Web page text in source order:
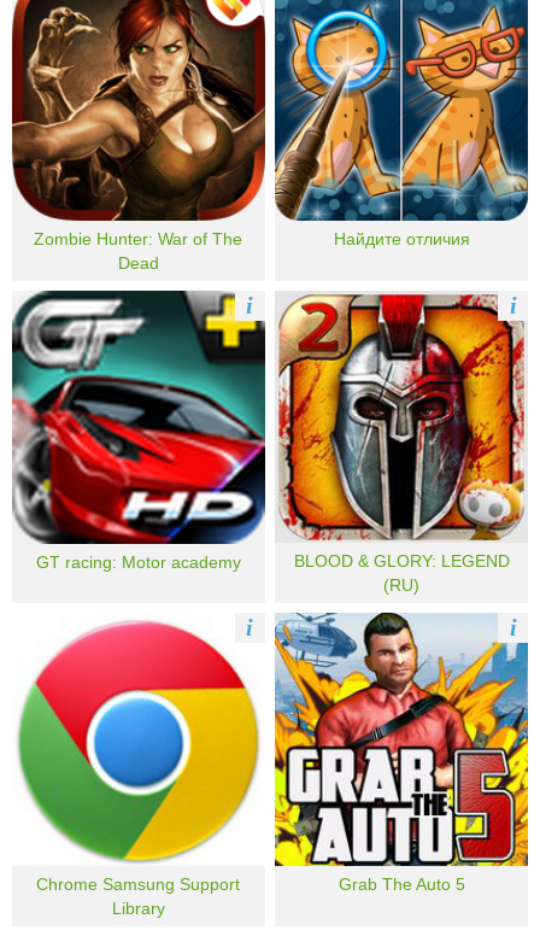
Zombie Hunter: War of The
Dead
Найдите отличия
GT racing: Motor academy
i
BLOOD & GLORY: LEGEND
(RU)
i
Chrome Samsung Support
Library
i
Grab The Auto 5
i